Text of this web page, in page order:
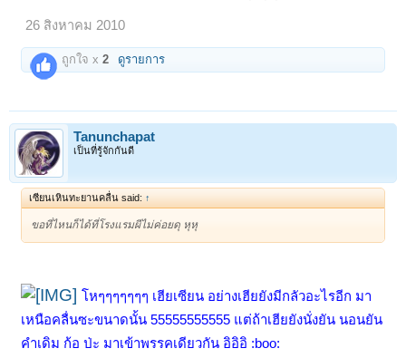
26 สิงหาคม 2010
ถูกใจ x2 ดูรายการ
Tanunchapat
เป็นที่รู้จักกันดี
เซียนเหินทะยานคลื่น said: ↑
ขอที่ไหนก็ได้ที่โรงแรมผีไม่ค่อยดุ หุหุ
โหๆๆๆๆๆๆๆ เฮียเซียน อย่างเฮียยังมีกลัวอะไรอีก มา
เหนือคลื่นซะขนาดนั้น 55555555555 แต่ถ้าเฮียยังนั่งยัน นอนยัน
คำเดิม ก้อ ป่ะ มาเข้าพรรคเดียวกัน อิอิอิ :boo: